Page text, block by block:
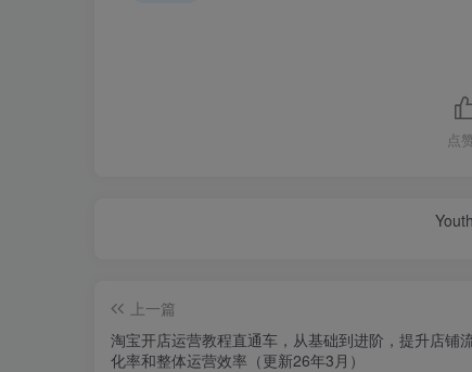
点赞
上一篇
淘宝开店运营教程直通车，从基础到进阶，提升店铺
化率和整体运营效率（更新26年3月）